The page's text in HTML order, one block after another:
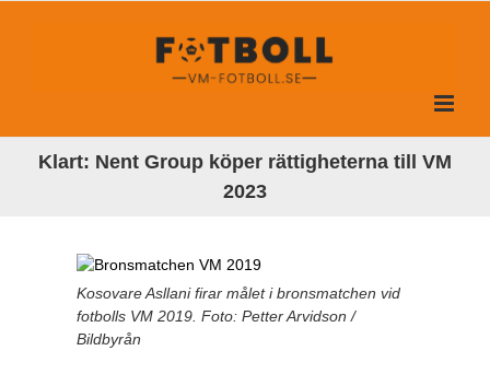
Klart: Nent Group köper rättigheterna till VM
2023
Kosovare Asllani firar målet i bronsmatchen vid
fotbolls VM 2019. Foto: Petter Arvidson /
Bildbyrån